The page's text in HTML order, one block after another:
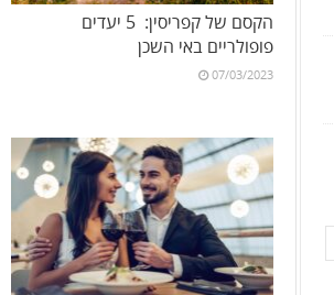
הקסם של קפריסין: 5 יעדים
פופולריים באי השכן
07/03/2023